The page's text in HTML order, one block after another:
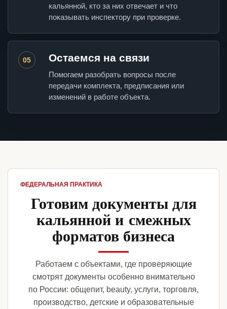
кальянной, кто за них отвечает и что
показывать инспектору при проверке.
05 Остаемся на связи
Помогаем разобрать вопросы после
передачи комплекта, предписания или
изменений в работе объекта.
ФЕДЕРАЛЬНАЯ ПРАКТИКА
Готовим документы для
кальянной и смежных
форматов бизнеса
Работаем с объектами, где проверяющие
смотрят документы особенно внимательно
по России: общепит, beauty, услуги, торговля,
производство, детские и образовательные